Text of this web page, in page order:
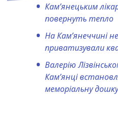
Кам’янецьким
повернуть тепло
На Кам’янеччині
приватизували
Валерію
Кам’янці
меморіальну